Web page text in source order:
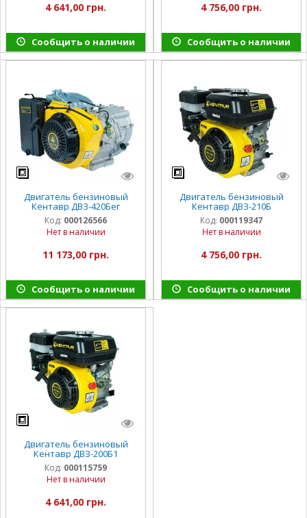
4 641,00 грн.
Сообщить о наличии
4 756,00 грн.
Сообщить о наличии
Двигатель бензиновый
Кентавр ДВЗ-420Бег
Код: 000126566
Нет в наличии
11 173,00 грн.
Сообщить о наличии
Двигатель бензиновый
Кентавр ДВЗ-210Б
Код: 000119347
Нет в наличии
4 756,00 грн.
Сообщить о наличии
Двигатель бензиновый
Кентавр ДВЗ-200Б1
Код: 000115759
Нет в наличии
4 641,00 грн.